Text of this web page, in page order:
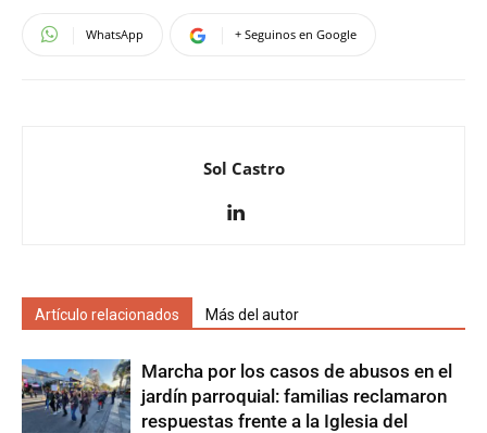
WhatsApp + Seguinos en Google
Sol Castro
Artículo relacionados Más del autor
Marcha por los casos de abusos en el
jardín parroquial: familias reclamaron
respuestas frente a la Iglesia del